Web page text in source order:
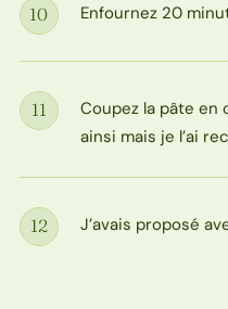
Étape
10 Enfournez 20
Étape
11
Coupez la pâte en
ainsi mais je l’ai
Étape
12 J’avais proposé